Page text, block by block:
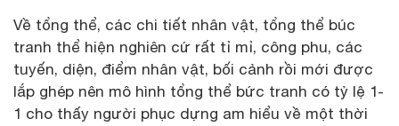
Về tổng thể, các chi tiết nhân vật, tổng thể búc
tranh thể hiện nghiên cứ rất tỉ mỉ, công phu, các
tuyến, diện, điểm nhân vật, bối cảnh rồi mới được
lắp ghép nên mô hình tổng thể bức tranh có tỷ lệ 1-
1 cho thấy người phục dựng am hiểu về một thời